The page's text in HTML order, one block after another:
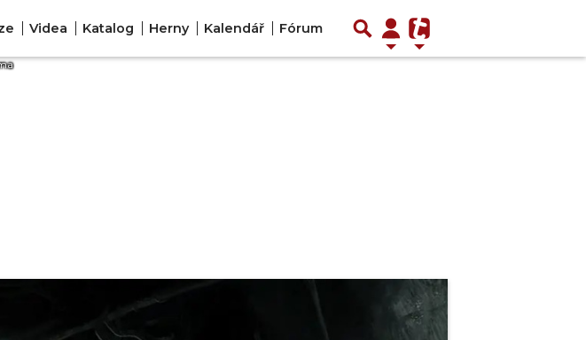
Videa Katalog Herny Kalendář Fórum